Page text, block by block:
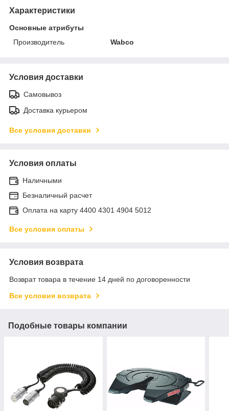
Характеристики
Основные атрибуты
Производитель
Wabco
Условия доставки
Самовывоз
Доставка курьером
Все условия доставки
Условия оплаты
Наличными
Безналичный расчет
Оплата на карту 4400 4301 4904 5012
Все условия оплаты
Условия возврата
Возврат товара в течение 14 дней по договоренности
Все условия возврата
Подобные товары компании